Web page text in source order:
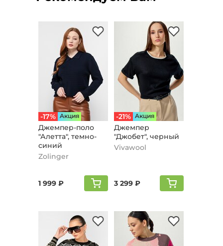
-17% Aкция
Джемпер-поло
"Алетта", темно-
синий
Zolinger
1 999 ₽
-21% Aкция
Джемпер
"Джобет", черный
Vivawool
3 299 ₽